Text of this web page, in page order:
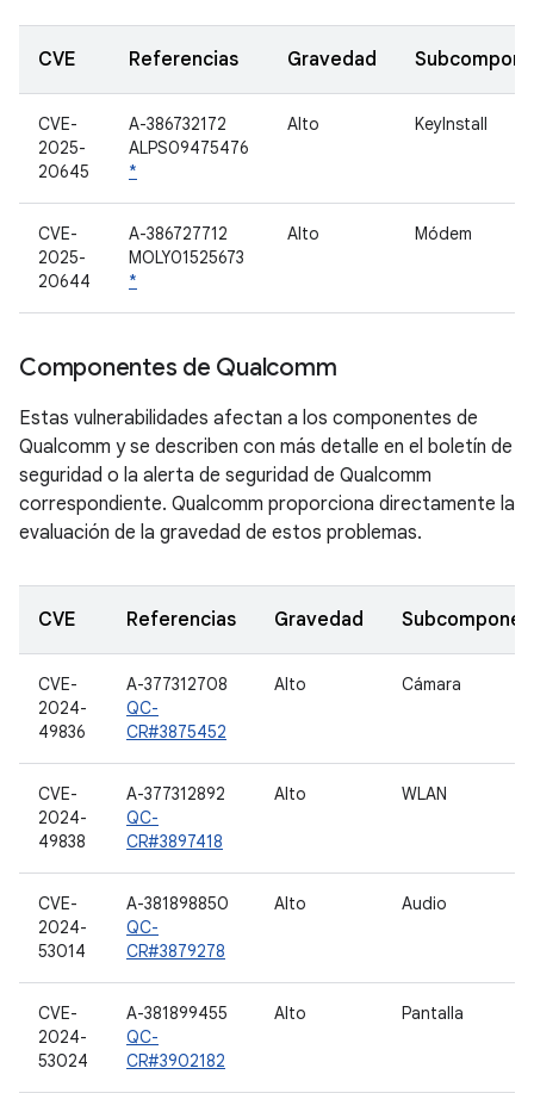
CVE Referencias Gravedad
CVE-
2025-
20645
A-386732172
ALPS09475476
*
Alto KeyInstall
CVE-
2025-
20644
A-386727712
MOLY01525673
*
Alto Módem
Componentes de Qualcomm
Estas vulnerabilidades afectan a los componentes de
Qualcomm y se describen con más detalle en el boletín de
seguridad o la alerta de seguridad de Qualcomm
correspondiente. Qualcomm proporciona directamente la
evaluación de la gravedad de estos problemas.
CVE Referencias Gravedad
CVE-
2024-
49836
A-377312708
QC-
CR#3875452
Alto Cámara
CVE-
2024-
49838
A-377312892
QC-
CR#3897418
Alto WLAN
CVE-
2024-
53014
A-381898850
QC-
CR#3879278
Alto Audio
CVE-
2024-
53024
A-381899455
QC-
CR#3902182
Alto Pantalla